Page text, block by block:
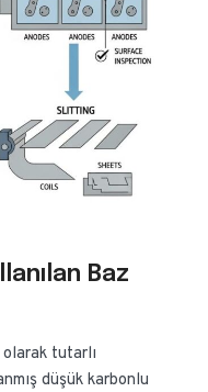
Baz
tutarlı
düşük karbonlu